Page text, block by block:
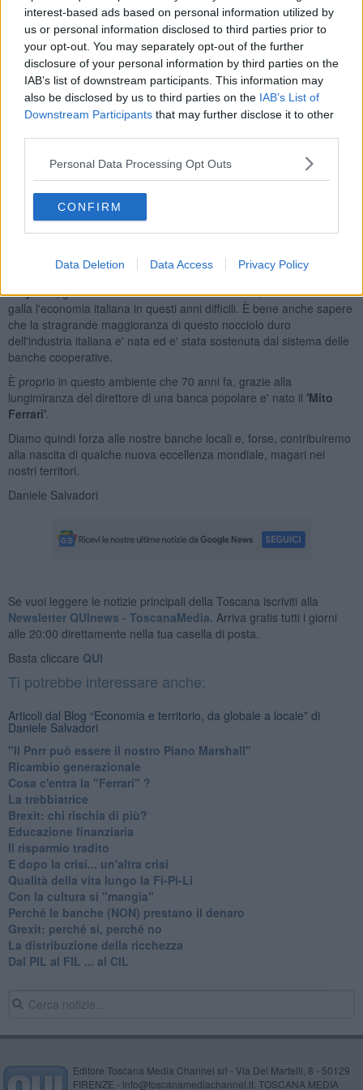
interest-based ads based on personal information utilized by
us or personal information disclosed to third parties prior to
your opt-out. You may separately opt-out of the further
disclosure of your personal information by third parties on the
IAB’s list of downstream participants. This information may
also be disclosed by us to third parties on the IAB’s List of
Downstream Participants that may further disclose it to other
Personal Data Processing Opt Outs
CONFIRM
Data Deletion Data Access Privacy Policy
Infatti 70 anni fa Enzo Ferrari si vedeva rifiutati i finanziamenti
necessari a far partire il suo progetto da tutte le banche più
importanti presenti nella zona.
Fu solo nell'ufficio del direttore di questa piccola banca popolare
cooperativa che ottenne i denari occorrenti per iniziare la sua folle
corsa.
Enzo gliene fu riconoscente per tutta la vita!
tendono ad uniformare il sistema favorendo l'avvento di banche
sempre più grandi.
Io continuo a ritenere (seppur interessato) che la differenza di
genere sia un elemento ancora essenziale per assicurare una sana
concorrenza sul mercato; quindi un principio da difendere.
Non dimentichiamo che in Italia, ad esempio, le Piccole e Medie
Imprese occupano, addirittura, il 90% dei settori tipici del
'Made in
Italy'che, grazie alla loro forza sui mercati esteri, hanno tenuto a
galla l'economia italiana in questi anni difficili. È bene anche sapere
che la stragrande maggioranza di questo nocciolo duro
dell'industria italiana e' nata ed e' stata sostenuta dal sistema delle
banche cooperative.
È proprio in questo ambiente che 70 anni fa, grazie alla
lungimiranza del direttore di una banca popolare e' nato il 'Mito
Ferrari'.
Diamo quindi forza alle nostre banche locali e, forse, contribuiremo
alla nascita di qualche nuova eccellenza mondiale, magari nei
nostri territori.
Daniele Salvadori
Se vuoi leggere le notizie principali della Toscana iscriviti alla
Newsletter QUInews - ToscanaMedia. Arriva gratis tutti i giorni
alle 20:00 direttamente nella tua casella di posta.
Basta cliccare QUI
Ti potrebbe interessare anche:
Articoli dal Blog “Economia e territorio, da globale a locale” di
Daniele Salvadori
"Il Pnrr può essere il nostro Piano Marshall"
Ricambio generazionale
Cosa c'entra la "Ferrari" ?
La trebbiatrice
Brexit: chi rischia di più?
Educazione finanziaria
Il risparmio tradito
E dopo la crisi... un'altra crisi
Qualità della vita lungo la Fi-Pi-Li
​Con la cultura si "mangia"
​Perché le banche (NON) prestano il denaro
Grexit: perché si, perché no
La distribuzione della ricchezza
Dal PIL al FIL ... al CIL
Editore Toscana Media Channel srl - Via Dei Martelli, 8 - 50129
FIRENZE - info@toscanamediachannel.it. TOSCANA MEDIA